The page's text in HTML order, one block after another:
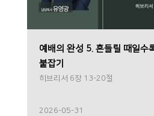
예배의 완성 5. 흔들릴 때일수
붙잡기
히브리서 6장 13-20절
2026-05-31